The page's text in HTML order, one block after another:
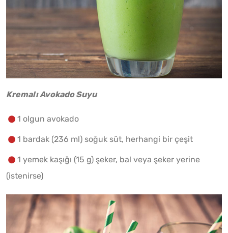
Kremalı Avokado Suyu
1 olgun avokado
1 bardak (236 ml) soğuk süt, herhangi bir çeşit
1 yemek kaşığı (15 g) şeker, bal veya şeker yerine
(istenirse)